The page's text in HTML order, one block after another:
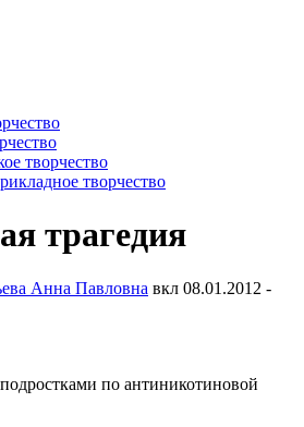
творчество
творчество
трагедия
Анна Павловна вкл 08.01.2012 -
по антиникотиновой